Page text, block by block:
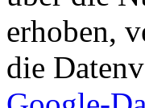
erhoben,
die